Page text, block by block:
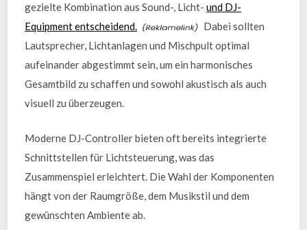
gezielte Kombination aus Sound-, Licht-und DJ-
Equipment entscheidend.
Dabei sollten
Lautsprecher, Lichtanlagen und Mischpult optimal
aufeinander abgestimmt sein, um ein harmonisches
Gesamtbild zu schaffen und sowohl akustisch als auch
visuell zu überzeugen.
Moderne DJ-Controller bieten oft bereits integrierte
Schnittstellen für Lichtsteuerung, was das
Zusammenspiel erleichtert. Die Wahl der Komponenten
hängt von der Raumgröße, dem Musikstil und dem
gewünschten Ambiente ab.